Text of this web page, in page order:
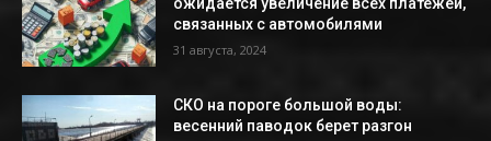
ожидается увеличение всех платежей,
связанных с автомобилями
31 августа, 2024
СКО на пороге большой воды:
весенний паводок берет разгон